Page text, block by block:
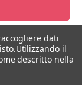
dati
Utilizzando il
descritto nella